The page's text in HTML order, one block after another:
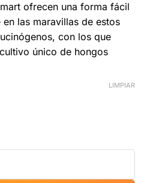
ofrecen una forma fácil
las maravillas de estos
con los que
único de hongos
LIMPIAR